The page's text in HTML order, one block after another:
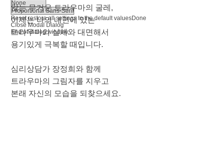
Resetrestore all settings to the default valuesDone
Close Modal Dialog
End of dialog window.
않는 무거운 트라우마의 굴레,
이제는 나의 내면에 있는
트라우마의 실체와 대면해서
용기있게 극복할 때입니다.
심리상담가 장정희와 함께
트라우마의 그림자를 지우고
본래 자신의 모습을 되찾으세요.